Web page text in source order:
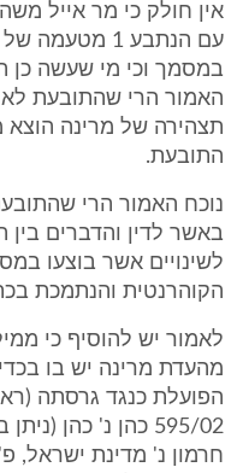
אין חולק כי מר אייל
עם הנתבע 1
במסמך וכי מי שעשה כן
האמור הרי שהתובעת
תצהירה של מרינה
התובעת.
נוכח האמור הרי
לשינויים אשר בוצעו
הקוהרנטית והנתמכת
לאמור יש להוסיף כי
מהעדת מרינה יש בו
הפועלת כנגד גרסתה